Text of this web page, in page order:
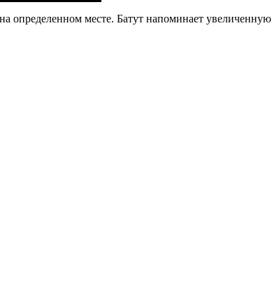
определенном месте. Батут напоминает